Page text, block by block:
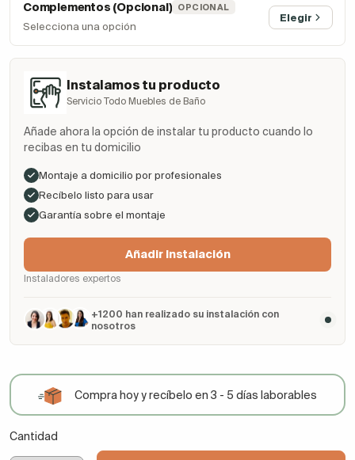
Complementos (Opcional) OPCIONAL
Selecciona una opción
Elegir
Instalamos tu producto
Servicio Todo Muebles de Baño
Añade ahora la opción de instalar tu producto cuando lo
recibas en tu domicilio
Montaje a domicilio por profesionales
Recíbelo listo para usar
Garantía sobre el montaje
Añadir Instalación
Instaladores expertos
+1200 han realizado su instalación con
nosotros
Compra hoy y recíbelo en 3 - 5 días laborables
Cantidad